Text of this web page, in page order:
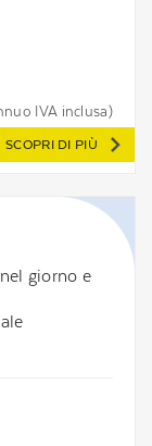
IVA inclusa)
SCOPRI DI PIÙ
giorno e